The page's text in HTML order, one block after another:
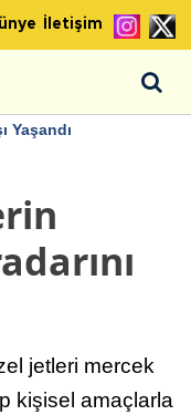
İletişim
Yaşandı
jetleri mercek
kişisel amaçlarla